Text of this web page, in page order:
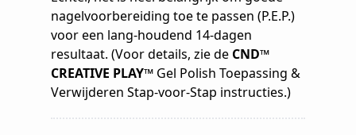
nagelvoorbereiding toe te passen (P.E.P.)
voor een lang-houdend 14-dagen
resultaat. (Voor details, zie de CND™
CREATIVE PLAY™ Gel Polish Toepassing &
Verwijderen Stap-voor-Stap instructies.)